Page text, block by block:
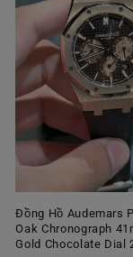
Đồng Hồ Audemars
Oak Chronograph
Gold Chocolate Dial